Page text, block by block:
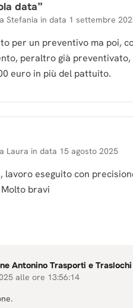
data”
Stefania in data 1 settembre
per un preventivo ma poi,
peraltro già preventivato,
euro in più del pattuito.
Laura in data 15 agosto 2025
lavoro eseguito con
bravi
Antonino Trasporti e Traslochi
alle ore 13:56:14